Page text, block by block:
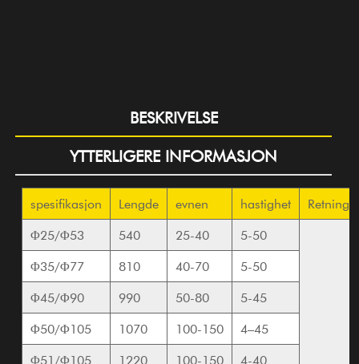
BESKRIVELSE
YTTERLIGERE INFORMASJON
spesifikasjon Lengde evnen hastighet
Retning
Φ25/Φ53
540 25-40
5-50
Φ35/Φ77
810 40-70
5-50
Φ45/Φ90
990 50-80
5-45
Φ50/Φ105
1070 100-150
4–45
Φ51/Φ105
1220 100-150 4-40